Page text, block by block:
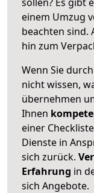
einem Umzug
beachten sind.
hin zum
Wenn Sie
nicht wissen,
übernehmen
Ihnen
einer
Dienste in
sich zurück.
Erfahrung in
sich Angebote.